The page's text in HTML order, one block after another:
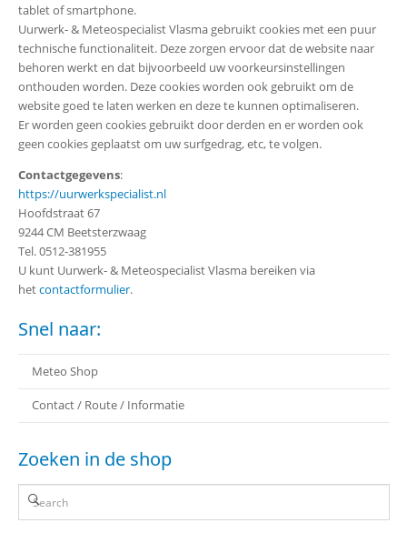
tablet of smartphone.
Uurwerk- & Meteospecialist Vlasma gebruikt cookies met een puur
technische functionaliteit. Deze zorgen ervoor dat de website naar
behoren werkt en dat bijvoorbeeld uw voorkeursinstellingen
onthouden worden. Deze cookies worden ook gebruikt om de
website goed te laten werken en deze te kunnen optimaliseren.
Er worden geen cookies gebruikt door derden en er worden ook
geen cookies geplaatst om uw surfgedrag, etc, te volgen.
Contactgegevens:
https://uurwerkspecialist.nl
Hoofdstraat 67
9244 CM Beetsterzwaag
Tel. 0512-381955
U kunt Uurwerk- & Meteospecialist Vlasma bereiken via
hetcontactformulier.
Snel naar:
Meteo Shop
Contact / Route / Informatie
Zoeken in de shop